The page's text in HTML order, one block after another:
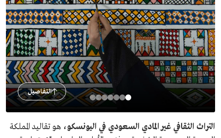
التفاصيل
التراث الثقافي غير المادي السعودي في اليونسكو، هو تقاليد المملكة